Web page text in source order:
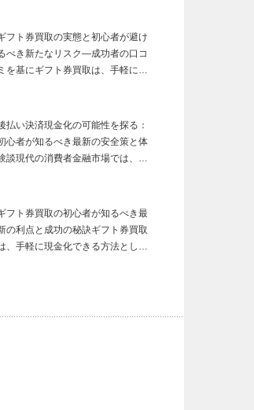
フト券買取の実態と初心者が避け
べき新たなリスク—成功者の口コ
ミを基にギフト券買取は、手軽に…
払い決済現金化の可能性を探る：
心者が知るべき最新の安全策と体
談現代の消費者金融市場では、…
フト券買取の初心者が知るべき最
の利点と成功の秘訣ギフト券買取
、手軽に現金化できる方法とし…